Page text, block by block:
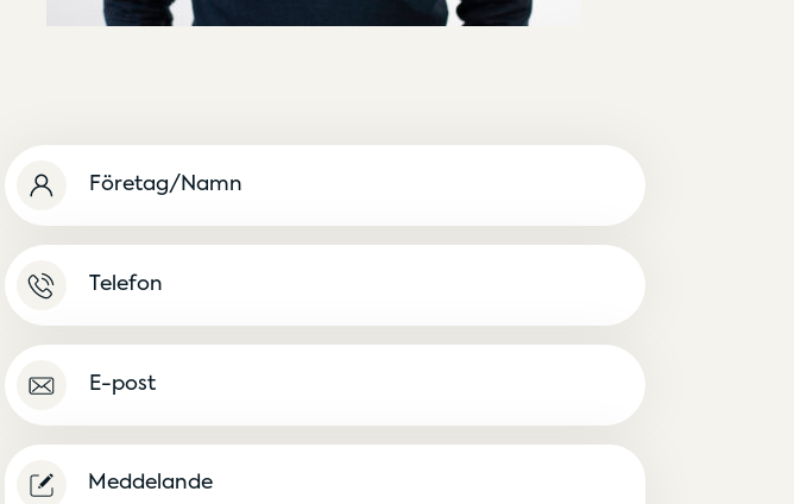
Namn
(Obligatoriskt)
Namnlös
E-
post
(Obligatoriskt)
Meddelande